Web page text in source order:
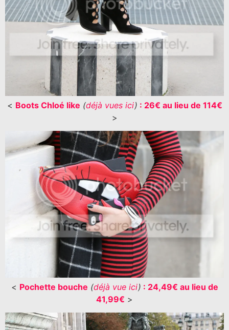
< Boots Chloé like (déjà vues ici) : 26€ au lieu de 114€
>
< Pochette bouche (déjà vue ici) : 24,49€ au lieu de
41,99€ >